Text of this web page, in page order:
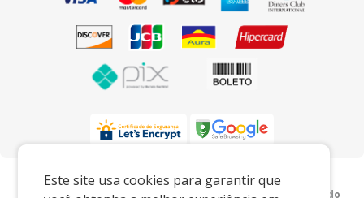
Este site usa cookies para garantir que
Preços e condições exclusivos para o
www.xingoembalagens.com.br e para o televendas, podendo